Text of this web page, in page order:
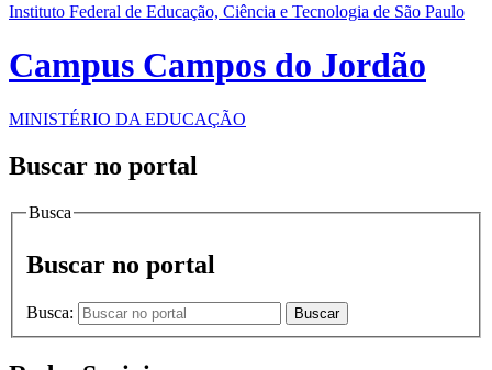
Instituto Federal de Educação, Ciência e Tecnologia de São Paulo
Campus Campos do Jordão
MINISTÉRIO DA EDUCAÇÃO
Buscar no portal
Busca
Buscar no portal
Busca: Buscar